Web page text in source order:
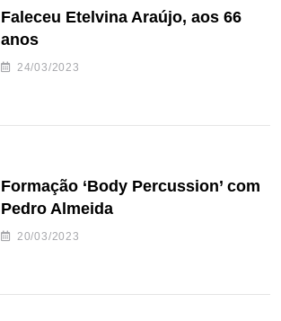
Faleceu Etelvina Araújo, aos 66
anos
24/03/2023
Formação ‘Body Percussion’ com
Pedro Almeida
20/03/2023